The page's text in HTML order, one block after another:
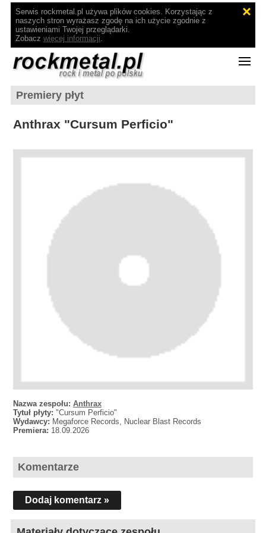
Serwis rockmetal.pl używa plików cookies. Korzystając z
naszych stron wyrażasz zgodę na ich użycie zgodnie z
ustawieniami Twojej przeglądarki.
Zobacz więcej informacji.
Premiery płyt
Anthrax "Cursum Perficio"
Nazwa zespołu: Anthrax
Tytuł płyty: "Cursum Perficio"
Wydawcy: Megaforce Records, Nuclear Blast Records
Premiera: 18.09.2026
Komentarze
Dodaj komentarz »